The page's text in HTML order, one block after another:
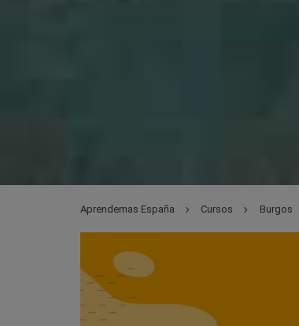
Aprendemas España Cursos Burgos